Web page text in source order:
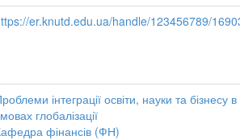
er.knutd.edu.ua/handle/123456789/
інтеграції освіти, науки та бізнесу в
глобалізації
фінансів (ФН)